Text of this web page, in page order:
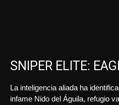
SNIPER ELITE:
La inteligencia aliada ha
infame Nido del Águila, refugio